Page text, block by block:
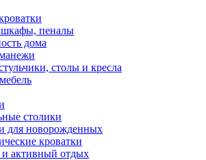
пеналы
дома
столы и кресла
столики
для новорожденных
кроватки
и активный отдых